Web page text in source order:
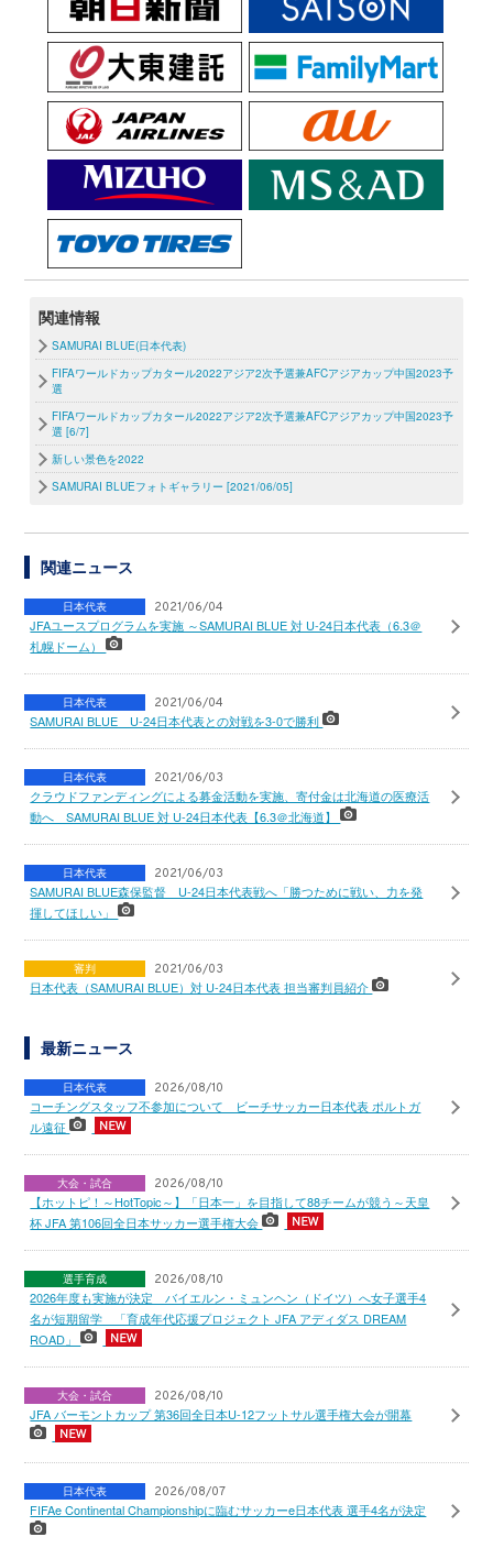
関連情報
SAMURAI BLUE(日本代表)
FIFAワールドカップカタール2022アジア2次予選兼AFCアジアカップ中国2023予
選
FIFAワールドカップカタール2022アジア2次予選兼AFCアジアカップ中国2023予
選 [6/7]
新しい景色を2022
SAMURAI BLUEフォトギャラリー [2021/06/05]
関連ニュース
日本代表 2021/06/04
JFAユースプログラムを実施 ～SAMURAI BLUE 対 U-24日本代表（6.3＠
札幌ドーム）
日本代表 2021/06/04
SAMURAI BLUE U-24日本代表との対戦を3-0で勝利
日本代表 2021/06/03
クラウドファンディングによる募金活動を実施、寄付金は北海道の医療活
動へ SAMURAI BLUE 対 U-24日本代表【6.3＠北海道】
日本代表 2021/06/03
SAMURAI BLUE森保監督 U-24日本代表戦へ「勝つために戦い、力を発
揮してほしい」
審判 2021/06/03
日本代表（SAMURAI BLUE）対 U-24日本代表 担当審判員紹介
最新ニュース
日本代表 2026/08/10
コーチングスタッフ不参加について ビーチサッカー日本代表 ポルトガ
ル遠征
大会・試合 2026/08/10
【ホットピ！～HotTopic～】「日本一」を目指して88チームが競う～天皇
杯 JFA 第106回全日本サッカー選手権大会
選手育成 2026/08/10
2026年度も実施が決定 バイエルン・ミュンヘン（ドイツ）へ女子選手4
名が短期留学 「育成年代応援プロジェクト JFA アディダス DREAM
ROAD」
大会・試合 2026/08/10
JFA バーモントカップ 第36回全日本U-12フットサル選手権大会が開幕
日本代表 2026/08/07
FIFAe Continental Championshipに臨むサッカーe日本代表 選手4名が決定